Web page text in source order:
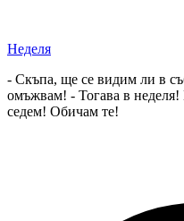
Неделя
- Скъпа, ще се видим ли в
омъжвам! - Тогава в
седем! Обичам те!